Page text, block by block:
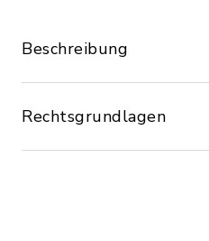
Beschreibung
Rechtsgrundlagen